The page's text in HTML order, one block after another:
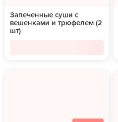
Запеченные суши с
вешенками и трюфелем (2
шт)